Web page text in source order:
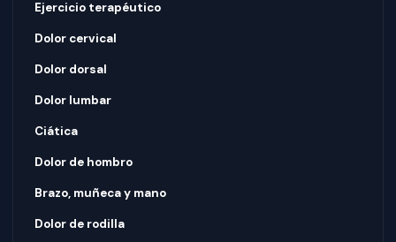
Ejercicio terapéutico
Dolor cervical
Dolor dorsal
Dolor lumbar
Ciática
Dolor de hombro
Brazo, muñeca y mano
Dolor de rodilla